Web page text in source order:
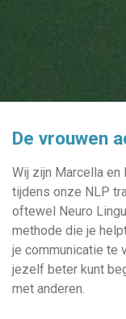
De vrouwen
Wij zijn Marcella en
tijdens onze NLP
oftewel Neuro
methode die je
je communicatie te
jezelf beter kunt
met anderen.